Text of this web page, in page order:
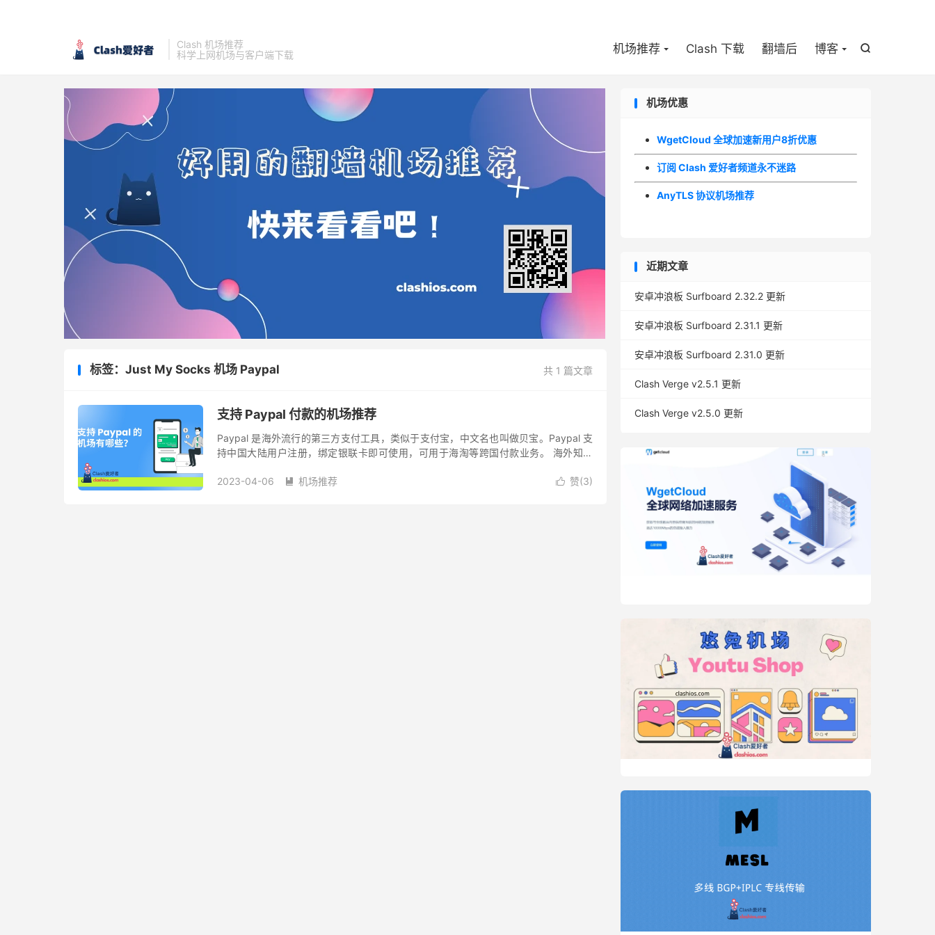
Clash 机场推荐
科学上网机场与客户端下载

机场推荐 Clash 下载 翻墙后 博客
共 1 篇文章
标签：Just My Socks 机场 Paypal
支持 Paypal 付款的机场推荐
Paypal 是海外流行的第三方支付工具，类似于支付宝，中文名也叫做贝宝。Paypal 支
持中国大陆用户注册，绑定银联卡即可使用，可用于海淘等跨国付款业务。 海外知名
 赞(3)
2023-04-06  机场推荐
机场优惠
WgetCloud 全球加速新用户8折优惠
订阅 Clash 爱好者频道永不迷路
AnyTLS 协议机场推荐
近期文章
安卓冲浪板 Surfboard 2.32.2 更新
安卓冲浪板 Surfboard 2.31.1 更新
安卓冲浪板 Surfboard 2.31.0 更新
Clash Verge v2.5.1 更新
Clash Verge v2.5.0 更新